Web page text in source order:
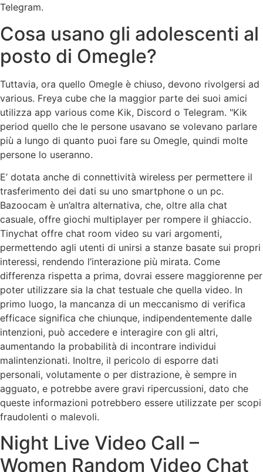
Telegram.
Cosa usano gli adolescenti al
posto di Omegle?
Tuttavia, ora quello Omegle è chiuso, devono rivolgersi ad
various. Freya cube che la maggior parte dei suoi amici
utilizza app various come Kik, Discord o Telegram. "Kik
period quello che le persone usavano se volevano parlare
più a lungo di quanto puoi fare su Omegle, quindi molte
persone lo useranno.
E’ dotata anche di connettività wireless per permettere il
trasferimento dei dati su uno smartphone o un pc.
Bazoocam è un’altra alternativa, che, oltre alla chat
casuale, offre giochi multiplayer per rompere il ghiaccio.
Tinychat offre chat room video su vari argomenti,
permettendo agli utenti di unirsi a stanze basate sui propri
interessi, rendendo l’interazione più mirata. Come
differenza rispetta a prima, dovrai essere maggiorenne per
poter utilizzare sia la chat testuale che quella video. In
primo luogo, la mancanza di un meccanismo di verifica
efficace significa che chiunque, indipendentemente dalle
intenzioni, può accedere e interagire con gli altri,
aumentando la probabilità di incontrare individui
malintenzionati. Inoltre, il pericolo di esporre dati
personali, volutamente o per distrazione, è sempre in
agguato, e potrebbe avere gravi ripercussioni, dato che
queste informazioni potrebbero essere utilizzate per scopi
fraudolenti o malevoli.
Night Live Video Call –
Women Random Video Chat